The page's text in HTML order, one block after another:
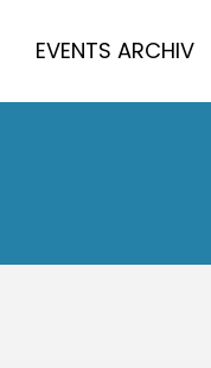
EVENTS ARCHIV